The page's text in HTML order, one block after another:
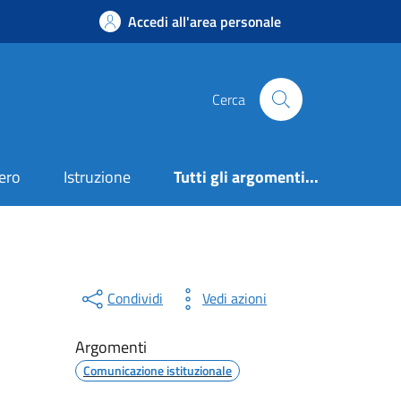
Accedi all'area personale
Cerca
Istruzione Tutti gli argomenti...
Condividi Vedi azioni
Argomenti
Comunicazione istituzionale